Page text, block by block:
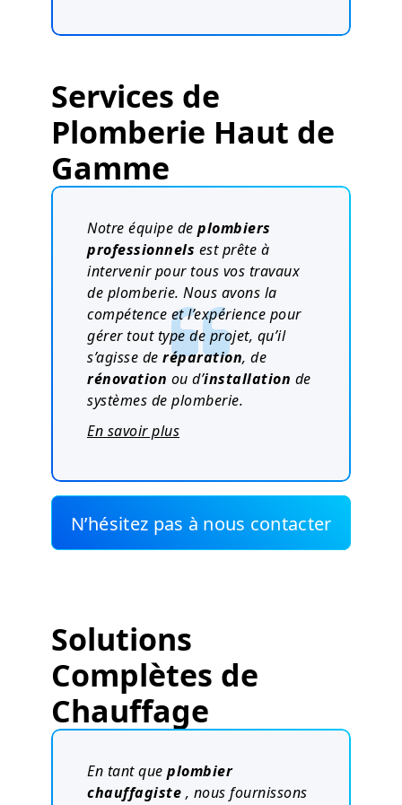
Services de
Plomberie Haut de
Gamme
Notre équipe de plombiers
professionnels est prête à
intervenir pour tous vos travaux
de plomberie. Nous avons la
compétence et l’expérience pour
gérer tout type de projet, qu’il
s’agisse de réparation, de
rénovation ou d’installation de
systèmes de plomberie.
En savoir plus
N’hésitez pas à nous contacter
Solutions
Complètes de
Chauffage
En tant que plombier
chauffagiste , nous fournissons